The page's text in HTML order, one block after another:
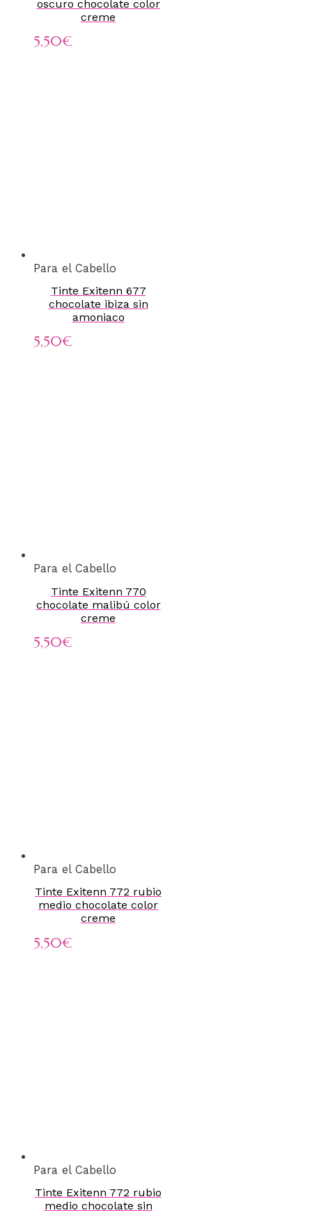
oscuro chocolate color
creme
5,50€
Para el Cabello
Tinte Exitenn 677
chocolate ibiza sin
amoniaco
5,50€
Para el Cabello
Tinte Exitenn 770
chocolate malibú color
creme
5,50€
Para el Cabello
Tinte Exitenn 772 rubio
medio chocolate color
creme
5,50€
Para el Cabello
Tinte Exitenn 772 rubio
medio chocolate sin